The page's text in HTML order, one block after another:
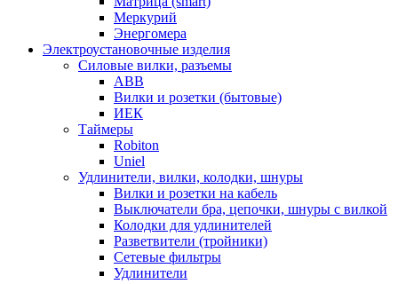
Меркурий
Энергомера
Электроустановочные изделия
Силовые вилки, разъемы
ABB
Вилки и розетки (бытовые)
ИЕК
Таймеры
Robiton
Uniel
Удлинители, вилки, колодки, шнуры
Вилки и розетки на кабель
Выключатели бра, цепочки, шнуры с вилкой
Колодки для удлинителей
Разветвители (тройники)
Сетевые фильтры
Удлинители